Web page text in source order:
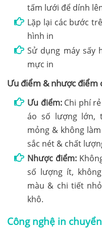
tấm lưới để dính
Lặp lại các bước
hình in
Sử dụng máy sấy
mực in
Ưu điểm & nhược điểm
Ưu điểm:Chi phí
áo số lượng lớn,
mỏng & không
sắc nét & chất
Nhược điểm:
số lượng ít,
màu & chi tiết
khô.
Công nghệ in